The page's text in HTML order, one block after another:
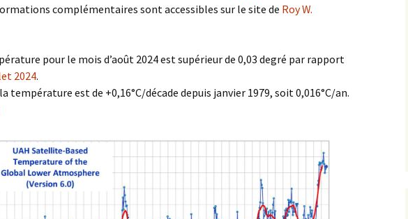
Climat et Soleil
complémentaires sont accessibles sur le site de Roy W.
pour le mois d’août 2024 est supérieur de 0,03 degré par rapport
2024.
température est de +0,16°C/décade depuis janvier 1979, soit 0,016°C/an.